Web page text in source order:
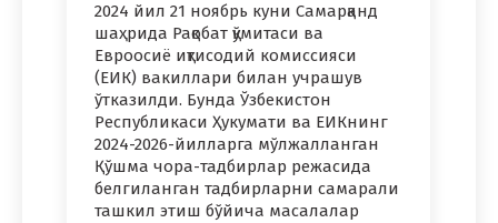
2024 йил 21 ноябрь куни Самарқанд
шаҳрида Рақобат қўмитаси ва
Евроосиё иқтисодий комиссияси
(ЕИК) вакиллари билан учрашув
ўтказилди. Бунда Ўзбекистон
Республикаси Ҳукумати ва ЕИКнинг
2024-2026-йилларга мўлжалланган
Қўшма чора-тадбирлар режасида
белгиланган тадбирларни самарали
ташкил этиш бўйича масалалар